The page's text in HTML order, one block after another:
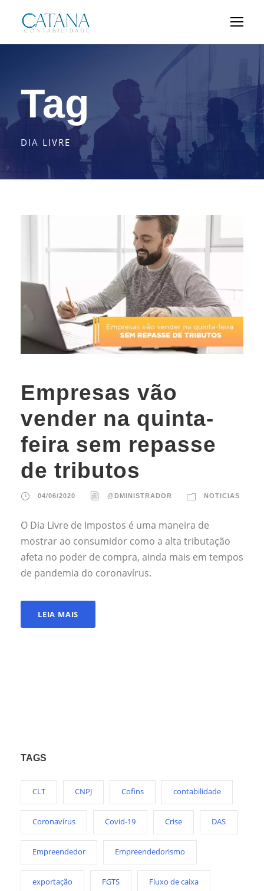
Tag
DIA LIVRE
Empresas vão
vender na quinta-
feira sem repasse
de tributos
04/06/2020 @DMINISTRADOR NOTICIAS
O Dia Livre de Impostos é uma maneira de
mostrar ao consumidor como a alta tributação
afeta no poder de compra, ainda mais em tempos
de pandemia do coronavírus.
LEIA MAIS
TAGS
CLT CNPJ Cofins contabilidade
Coronavírus Covid-19 Crise DAS
Empreendedor Empreendedorismo
exportação FGTS Fluxo de caixa